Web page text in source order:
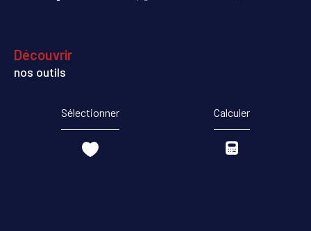
découvrir
nos outils
Sélectionner Calculer